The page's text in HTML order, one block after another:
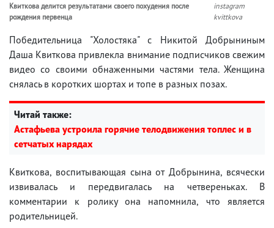
Квиткова делится результатами своего похудения после
рождения первенца
instagram
kvittkova
Победительница "Холостяка" с Никитой Добрыниным
Даша Квиткова привлекла внимание подписчиков свежим
видео со своими обнаженными частями тела. Женщина
снялась в коротких шортах и топе в разных позах.
Читай также:
Астафьева устроила горячие телодвижения топлес и в
сетчатых нарядах
Квиткова, воспитывающая сына от Добрынина, всячески
извивалась и передвигалась на четвереньках. В
комментарии к ролику она напомнила, что является
родительницей.